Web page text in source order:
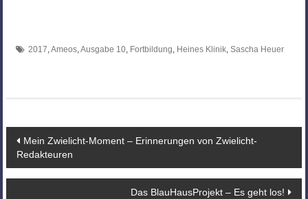
2017,Ameos,Ausgabe 10, Fortbildung, Heines Klinik, Sascha Heuer
Beitragsnavigation
Mein Zwielicht-Moment – Erinnerungen von Zwielicht-
Redakteuren
Das BlauHausProjekt – Es geht los!